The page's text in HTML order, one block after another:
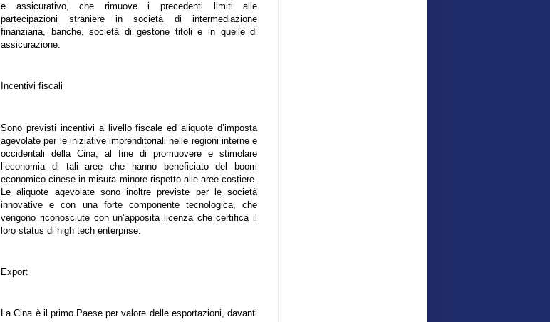
e assicurativo, che rimuove i precedenti limiti alle
partecipazioni straniere in società di intermediazione
finanziaria, banche, società di gestone titoli e in quelle di
assicurazione.
Incentivi fiscali
Sono previsti incentivi a livello fiscale ed aliquote d’imposta
agevolate per le iniziative imprenditoriali nelle regioni interne e
occidentali della Cina, al fine di promuovere e stimolare
l’economia di tali aree che hanno beneficiato del boom
economico cinese in misura minore rispetto alle aree costiere.
Le aliquote agevolate sono inoltre previste per le società
innovative e con una forte componente tecnologica, che
vengono riconosciute con un’apposita licenza che certifica il
loro status di high tech enterprise.
Export
La Cina è il primo Paese per valore delle esportazioni, davanti